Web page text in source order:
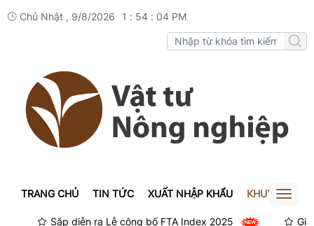
Chủ Nhật , 9/8/2026 1 : 54 : 04 PM
TRANG CHỦ TIN TỨC XUẤT NHẬP KHẨU KHUYẾNToggle
Sắp diễn ra Lễ công bố FTA Index 2025
Giá